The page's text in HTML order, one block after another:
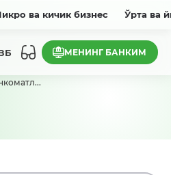
ва кичик бизнес Ўрта ва
МЕНИНГ БАНКИМ